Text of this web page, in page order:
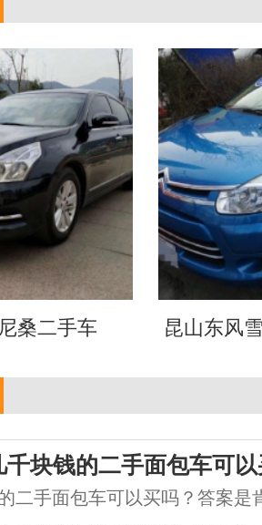
桑二手车 昆山东风
千块钱的二手面包车可
二手面包车可以买吗？答案是